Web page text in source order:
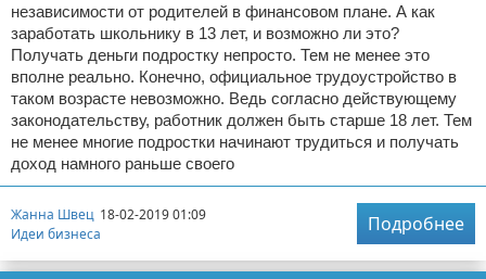
независимости от родителей в финансовом плане. А как
заработать школьнику в 13 лет, и возможно ли это?
Получать деньги подростку непросто. Тем не менее это
вполне реально. Конечно, официальное трудоустройство в
таком возрасте невозможно. Ведь согласно действующему
законодательству, работник должен быть старше 18 лет. Тем
не менее многие подростки начинают трудиться и получать
доход намного раньше своего
Жанна Швец 18-02-2019 01:09
Идеи бизнеса
Подробнее